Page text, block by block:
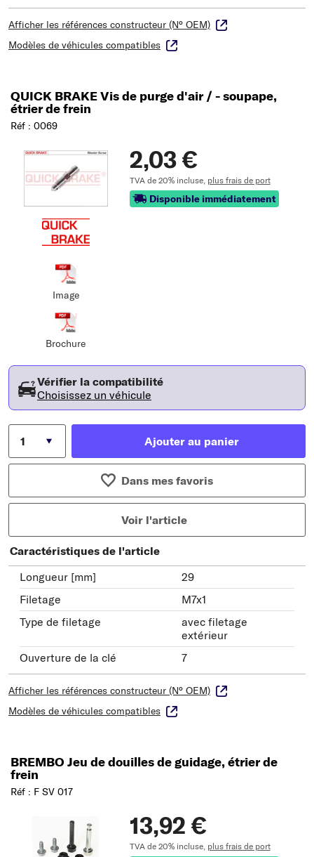
Afficher les références constructeur (N° OEM)
Modèles de véhicules compatibles
QUICK BRAKE Vis de purge d'air / - soupape,
étrier de frein
Réf : 0069
Image
Brochure
2,03 €
TVA de 20% incluse, plus frais de port
Disponible immédiatement
Vérifier la compatibilité
Choisissez un véhicule
Ajouter au panier
Dans mes favoris
Voir l'article
Caractéristiques de l'article
Longueur [mm]
29
Filetage
M7x1
Type de filetage
avec filetage
extérieur
Ouverture de la clé
7
Afficher les références constructeur (N° OEM)
Modèles de véhicules compatibles
BREMBO Jeu de douilles de guidage, étrier de
frein
Réf : F SV 017
13,92 €
TVA de 20% incluse, plus frais de port